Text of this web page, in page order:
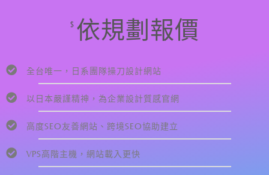
$ 依規劃報價
全台唯一，日系團隊操刀設計網站
以日本嚴謹精神，為企業設計質感官網
高度SEO友善網站、跨境SEO協助建立
VPS高階主機，網站載入更快